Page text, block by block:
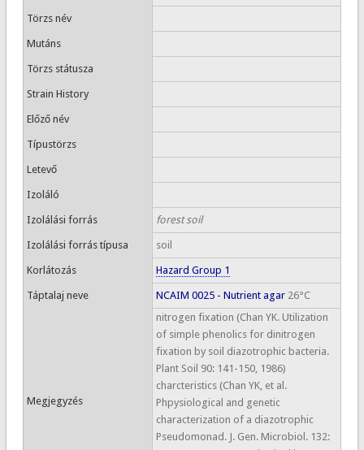
Törzs név
Mutáns
Törzs státusza
Strain History
Előző név
Típustörzs
Letevő
Izoláló
Izolálási forrás forest soil
Izolálási forrás típusa soil
Korlátozás Hazard Group 1
Táptalaj neve NCAIM 0025 - Nutrient agar26°C
Megjegyzés
nitrogen fixation (Chan YK. Utilization
of simple phenolics for dinitrogen
fixation by soil diazotrophic bacteria.
Plant Soil 90: 141-150, 1986)
charcteristics (Chan YK, et al.
Phpysiological and genetic
characterization of a diazotrophic
Pseudomonad. J. Gen. Microbiol. 132: